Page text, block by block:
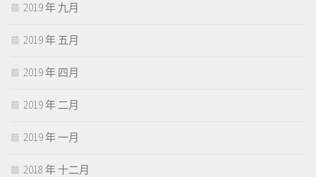
2019 年 九月
2019 年 五月
2019 年 四月
2019 年 二月
2019 年 一月
2018 年 十二月